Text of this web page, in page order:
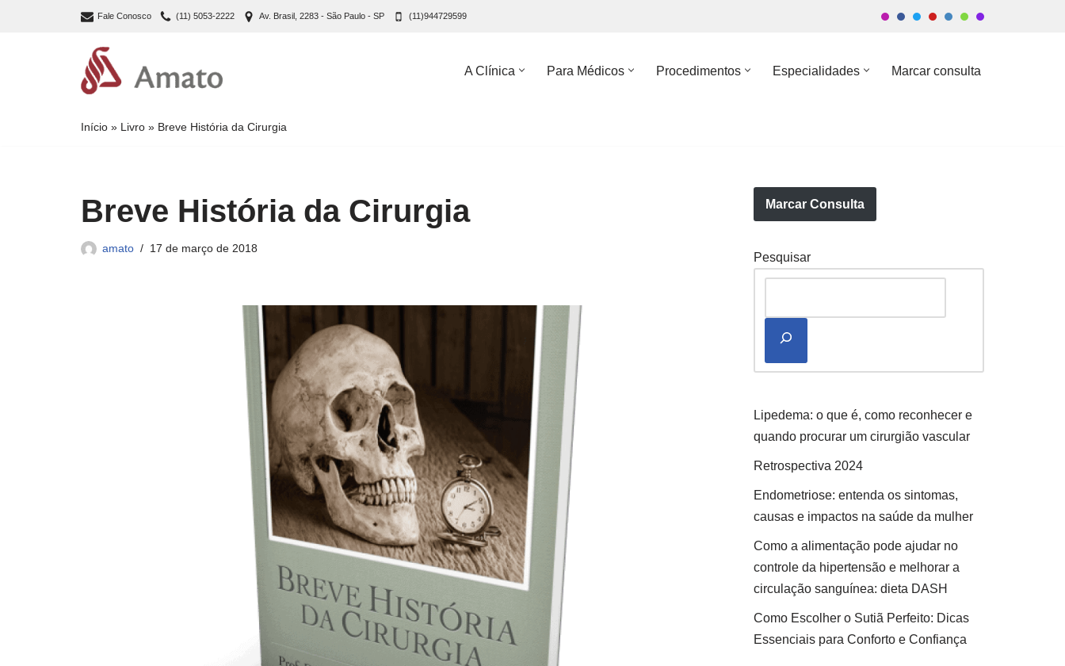
Fale Conosco (11) 5053-2222 Av. Brasil, 2283 - São Paulo - SP (11)944729599
A Clínica Para Médicos Procedimentos Especialidades Marcar consulta
Início » Livro » Breve História da Cirurgia
Breve História da Cirurgia
amato 17 de março de 2018
Marcar Consulta
Pesquisar
Lipedema: o que é, como reconhecer e
quando procurar um cirurgião vascular
Retrospectiva 2024
Endometriose: entenda os sintomas,
causas e impactos na saúde da mulher
Como a alimentação pode ajudar no
controle da hipertensão e melhorar a
circulação sanguínea: dieta DASH
Como Escolher o Sutiã Perfeito: Dicas
Essenciais para Conforto e Confiança